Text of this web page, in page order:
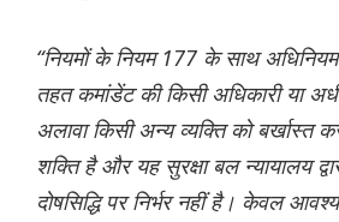
“नियमों के नियम 177 के साथ
तहत कमांडेंट की किसी अधिकारी या
अलावा किसी अन्य व्यक्ति को बर्खास्त
शक्ति है और यह सुरक्षा बल न्यायालय
दोषसिद्धि पर निर्भर नहीं है। केवल